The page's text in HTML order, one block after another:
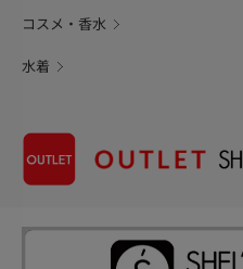
コスメ・香水
水着